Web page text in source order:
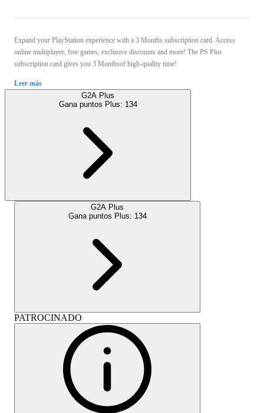
Expand your PlayStation experience with a 3 Months subscription card. Access
online multiplayer, free games, exclusive discounts and more! The PS Plus
subscription card gives you 3 Monthsof high-quality time!
Leer más
G2A Plus
Gana puntos Plus: 134
G2A Plus
Gana puntos Plus: 134
PATROCINADO